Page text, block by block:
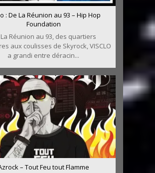
: De La Réunion au 93 – Hip Hop
Foundation
Réunion au 93, des quartiers
aux coulisses de Skyrock, VISCLO
a grandi entre déracin...
– Tout Feu tout Flamme